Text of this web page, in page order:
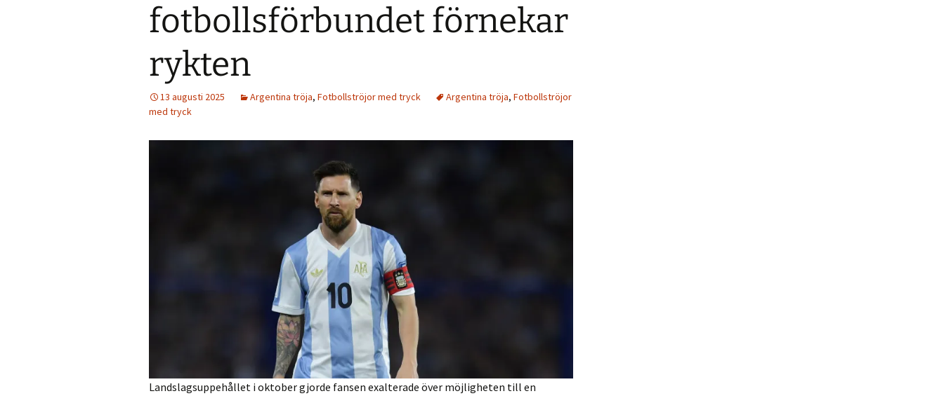
fotbollsförbundet förnekar
rykten
13 augusti 2025 Argentina tröja, Fotbollströjor med tryck Argentina tröja, Fotbollströjor
med tryck
Landslagsuppehållet i oktober gjorde fansen exalterade över möjligheten till en